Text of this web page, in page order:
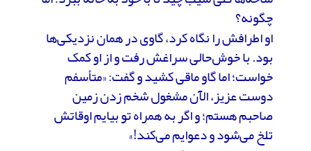
چگونه؟
او اطرافش را نگاه کرد، گاوی در همان نزدیکی‌ها
بود. با خوش‌حالی سراغش رفت و از او کمک
خواست؛ اما گاو ماقی کشید و گفت: «متأسفم
دوست عزیز، الآن مشغول شخم زدن زمین
صاحبم هستم؛ و اگر به همراه تو بیایم اوقاتش
تلخ می‌شود و دعوایم می‌کند!»